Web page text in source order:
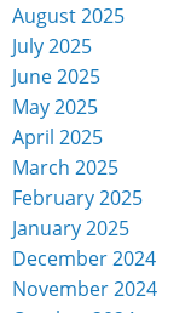
August 2025
July 2025
June 2025
May 2025
April 2025
March 2025
February 2025
January 2025
December 2024
November 2024